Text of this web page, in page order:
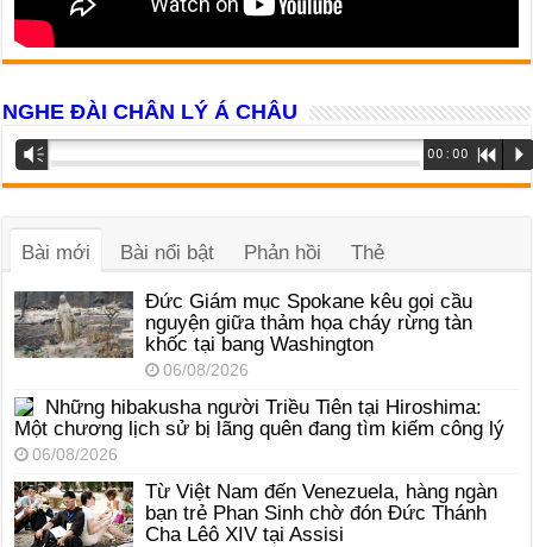
NGHE ĐÀI CHÂN LÝ Á CHÂU
Trình
phát
âm
Vm 00:00 R P
Bài mới Bài nổi bật Phản hồi Thẻ
Đức Giám mục Spokane kêu gọi cầu
nguyện giữa thảm họa cháy rừng tàn
khốc tại bang Washington
06/08/2026
Những hibakusha người Triều Tiên tại Hiroshima:
Một chương lịch sử bị lãng quên đang tìm kiếm công lý
06/08/2026
Từ Việt Nam đến Venezuela, hàng ngàn
bạn trẻ Phan Sinh chờ đón Đức Thánh
Cha Lêô XIV tại Assisi